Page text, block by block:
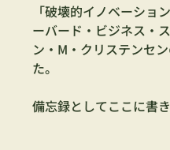
「破壊的イノベーショ
ーバード・ビジネス・
ン・M・クリステンセ
た。
備忘録としてここに書